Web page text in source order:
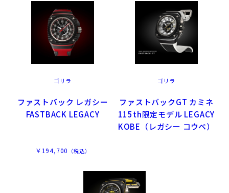
ゴリラ
ファストバック レガシー
FASTBACK LEGACY
￥194,700 （税込）
ゴリラ
ファストバックGT カミネ
115th限定モデル LEGACY
KOBE（レガシー コウベ）